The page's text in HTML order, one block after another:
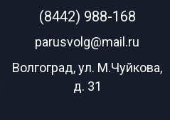
(8442) 988-168
parusvolg@mail.ru
Волгоград, ул. М.Чуйкова,
д. 31